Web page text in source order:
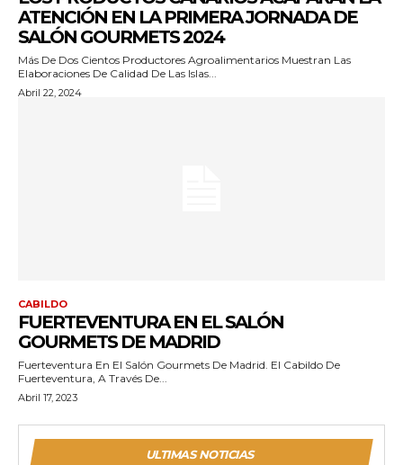
ATENCIÓN EN LA PRIMERA JORNADA DE
SALÓN GOURMETS 2024
Más De Dos Cientos Productores Agroalimentarios Muestran Las
Elaboraciones De Calidad De Las Islas...
Abril 22, 2024
CABILDO
FUERTEVENTURA EN EL SALÓN
GOURMETS DE MADRID
Fuerteventura En El Salón Gourmets De Madrid. El Cabildo De
Fuerteventura, A Través De...
Abril 17, 2023
ULTIMAS NOTICIAS